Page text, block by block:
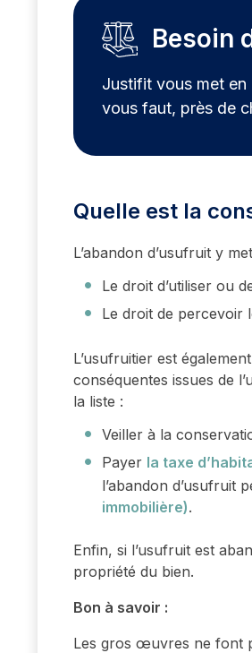
Besoin
Justifit vous met en
vous faut, près de
Quelle est la
L’abandon d’usufruit y
Le droit d’utiliser ou
Le droit de percevoir
L’usufruitier est
conséquentes issues de
la liste :
Veiller à la
Payer la taxe
l’abandon d’usufruit
immobilière).
Enfin, si l’usufruit est
propriété du bien.
Bon à savoir :
Les gros œuvres ne font